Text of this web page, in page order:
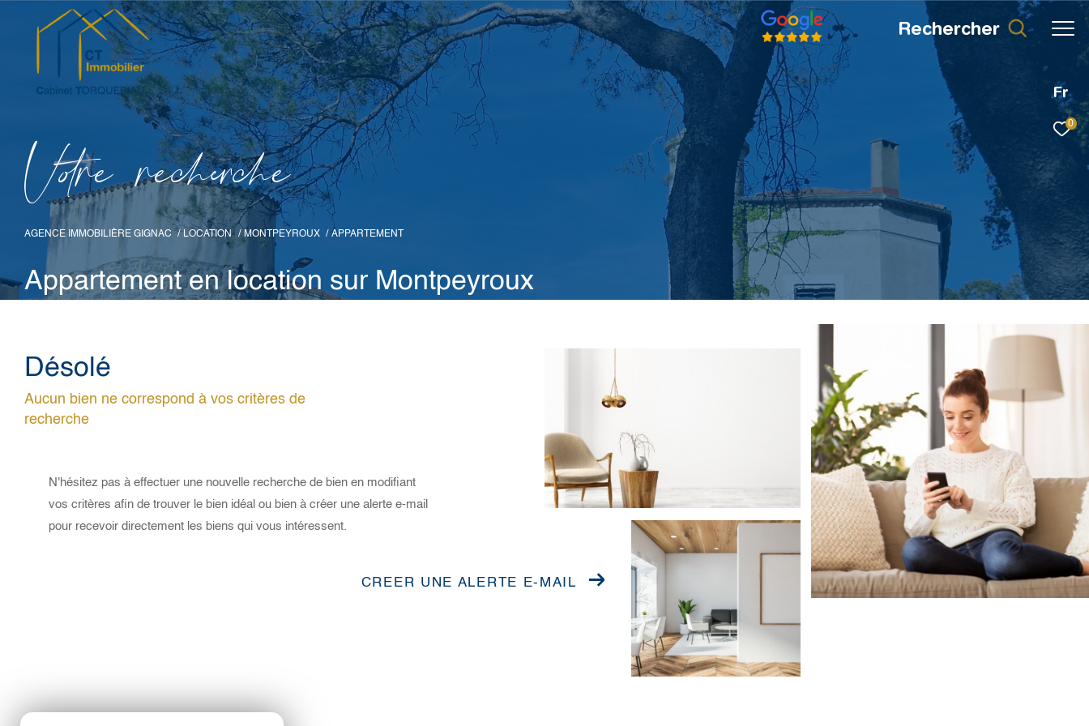
Fr
0
rechercher
Vore recece
AGENCE IMMOBILIÈRE GIGNAC LOCATION MONTPEYROUX APPARTEMENT
Appartement en location sur Montpeyroux
Désolé
Aucun bien ne correspond à vos critères de
recherche
N'hésitez pas à effectuer une nouvelle recherche de bien en modifiant
vos critères afin de trouver le bien idéal ou bien à créer une alerte e-mail
pour recevoir directement les biens qui vous intéressent.
CREER UNE ALERTE E-MAIL